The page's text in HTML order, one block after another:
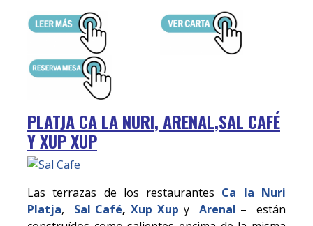
PLATJA CA LA NURI, ARENAL,SAL CAFÉ
Y XUP XUP
Las terrazas de los restaurantes Ca la Nuri
Platja, Sal Café,Xup Xup y Arenal – están